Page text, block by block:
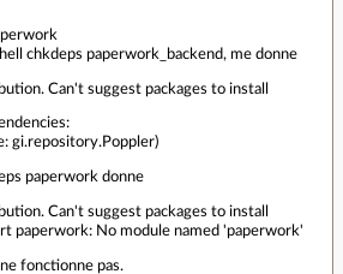
chkdeps paperwork_backend, me donne
Can't suggest packages to install
gi.repository.Poppler)
paperwork donne
Can't suggest packages to install
paperwork: No module named 'paperwork'
fonctionne pas.